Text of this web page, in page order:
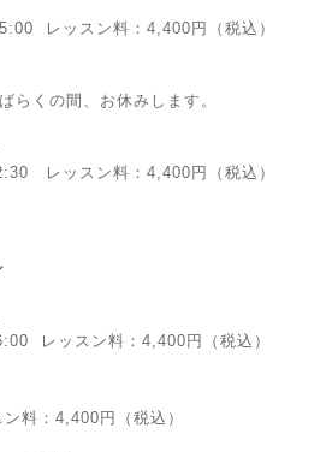
レッスン料：4,400円（税込）
らくの間、お休みします。
レッスン料：4,400円（税込）
レッスン料：4,400円（税込）
ン料：4,400円（税込）